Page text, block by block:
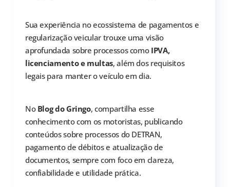
Sua experiência no ecossistema de pagamentos e
regularização veicular trouxe uma visão
aprofundada sobre processos como IPVA,
licenciamento e multas, além dos requisitos
legais para manter o veículo em dia.
No Blog do Gringo, compartilha esse
conhecimento com os motoristas, publicando
conteúdos sobre processos do DETRAN,
pagamento de débitos e atualização de
documentos, sempre com foco em clareza,
confiabilidade e utilidade prática.